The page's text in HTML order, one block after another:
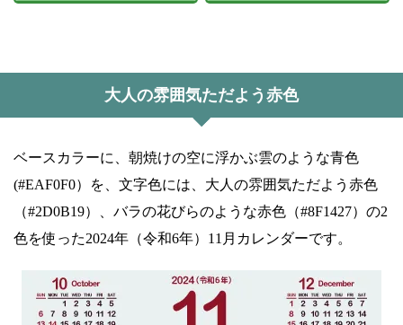
大人の雰囲気ただよう赤色
ベースカラーに、朝焼けの空に浮かぶ雲のような青色
(#EAF0F0）を、文字色には、大人の雰囲気ただよう赤色
（#2D0B19）、バラの花びらのような赤色（#8F1427）の2
色を使った2024年（令和6年）11月カレンダーです。